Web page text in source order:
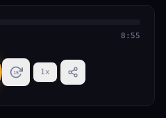
8:55
15 1x